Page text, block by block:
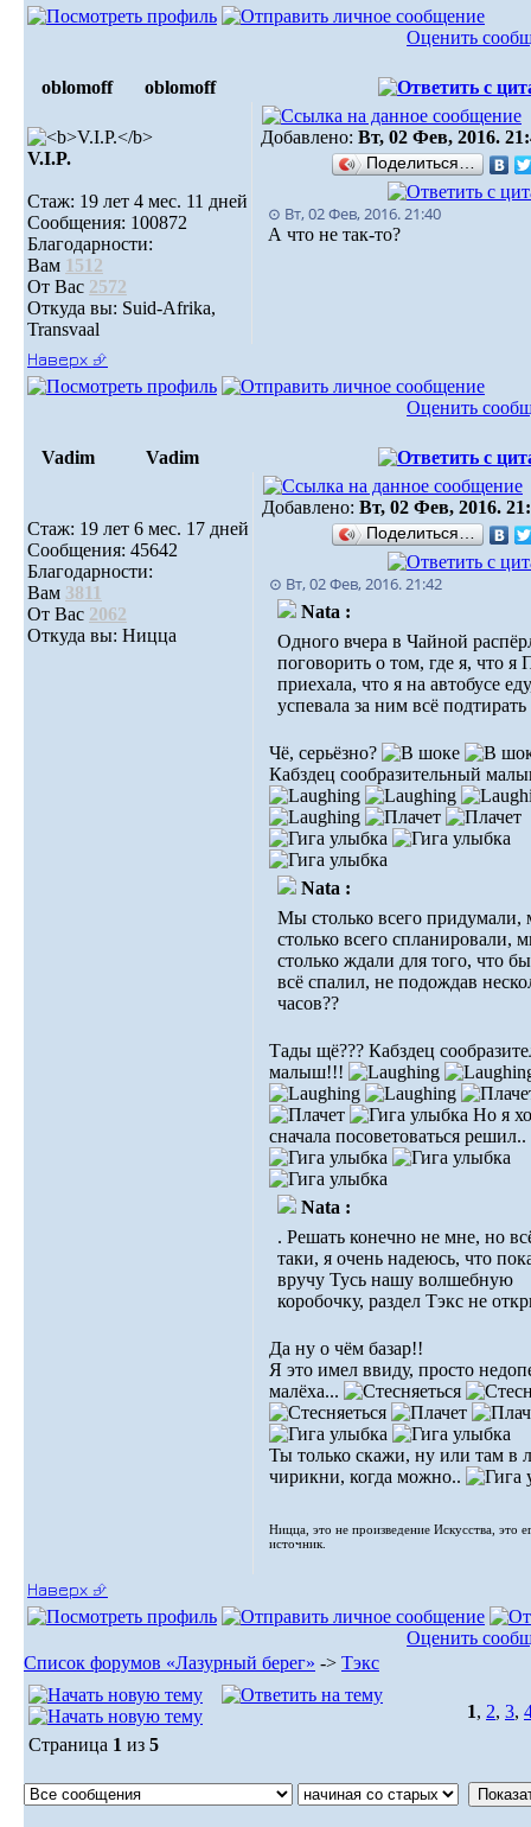
Оценить
oblomoff oblomoff
V.I.P.
Стаж: 19 лет 4 мес. 11 дней
Сообщения: 100872
Благодарности:
Вам 1512
От Вас 2572
Откуда вы: Suid-Afrika,
Transvaal
Добавлено: Вт, 02 Фев, 2016.
Поделиться…
⊙ Вт, 02 Фев, 2016. 21:40
А что не так-то?
Наверх ⮵
Оценить
Vadim Vadim
Стаж: 19 лет 6 мес. 17 дней
Сообщения: 45642
Благодарности:
Вам 3811
От Вас 2062
Откуда вы: Ницца
Добавлено: Вт, 02 Фев, 2016.
Поделиться…
⊙ Вт, 02 Фев, 2016. 21:42
Nata :
Одного вчера в Чайной
поговорить о том, где я, что я
приехала, что я на автобусе
успевала за ним всё подтирать
Чё, серьёзно?
Кабздец сообразительный
Nata :
Мы столько всего придумали,
столько всего спланировали,
столько ждали для того, что
всё спалил, не подождав
часов??
Тады щё??? Кабздец
малыш!!!
Но я
сначала посоветоваться решил..
Nata :
. Решать конечно не мне, но
таки, я очень надеюсь, что
вручу Тусь нашу волшебную
коробочку, раздел Тэкс не
Да ну о чём базар!!
Я это имел ввиду, просто
малёха...
Ты только скажи, ну или там в
чирикни, когда можно..
Ницца, это не произведение Искусства, это
источник.
Наверх ⮵
Оценить
Список форумов «Лазурный берег» -> Тэкс
1, 2, 3,
Страница 1 из 5